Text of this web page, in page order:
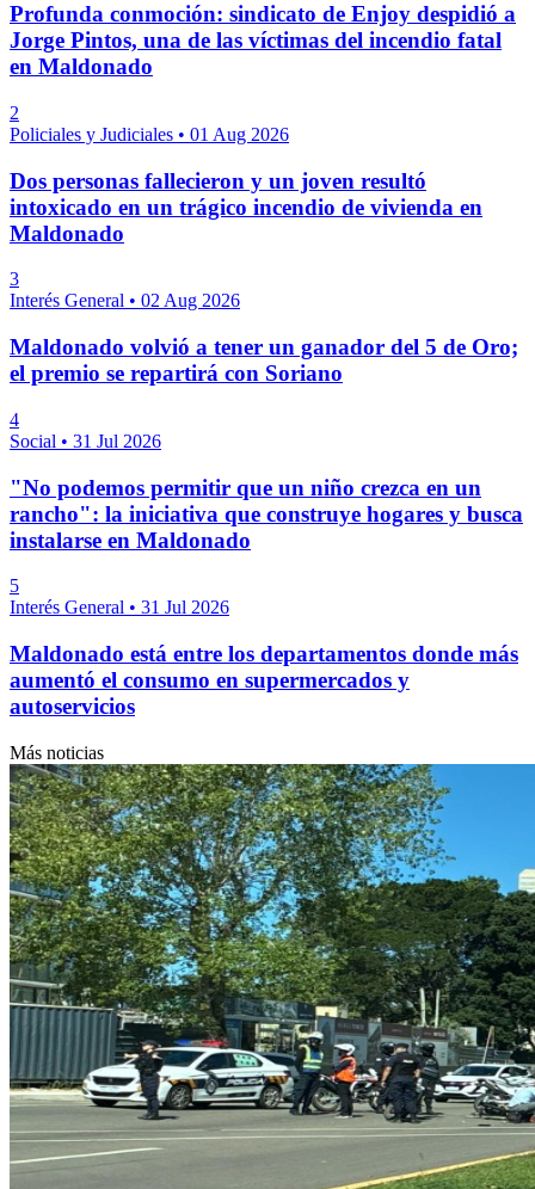
Profunda conmoción: sindicato de Enjoy despidió a
Jorge Pintos, una de las víctimas del incendio fatal
en Maldonado
2
Policiales y Judiciales • 01 Aug 2026
Dos personas fallecieron y un joven resultó
intoxicado en un trágico incendio de vivienda en
Maldonado
3
Interés General • 02 Aug 2026
Maldonado volvió a tener un ganador del 5 de Oro;
el premio se repartirá con Soriano
4
Social • 31 Jul 2026
"No podemos permitir que un niño crezca en un
rancho": la iniciativa que construye hogares y busca
instalarse en Maldonado
5
Interés General • 31 Jul 2026
Maldonado está entre los departamentos donde más
aumentó el consumo en supermercados y
autoservicios
Más noticias